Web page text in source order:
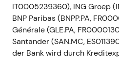
zahlreicher Filialen.[25],
Einordnung: Der
konkreten Turnaround-
IT0005239360), ING Groep
BNP Paribas (BNPP.PA,
Générale (GLE.PA,
Santander (SAN.MC,
der Bank wird durch